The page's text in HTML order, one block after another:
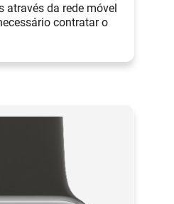
através da rede móvel
contratar o